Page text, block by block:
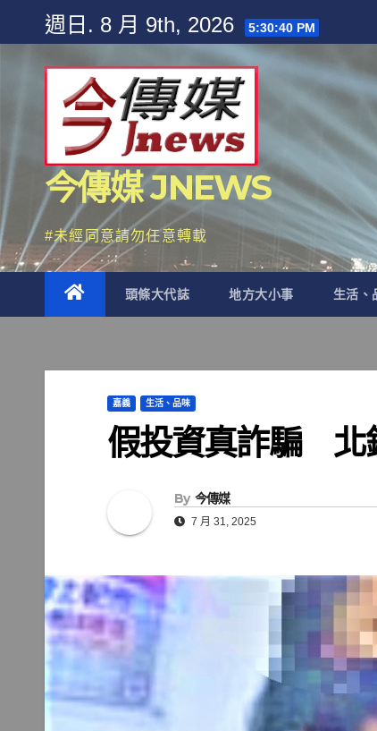
content
週日. 8 月 9th, 2026 5:30:42 PM
今傳媒 JNEWS
#未經同意請勿任意轉載
頭條大代誌 地方大小事 生活、
嘉義 生活、品味
假投資真詐騙 北
By 今傳媒
7 月 31, 2025